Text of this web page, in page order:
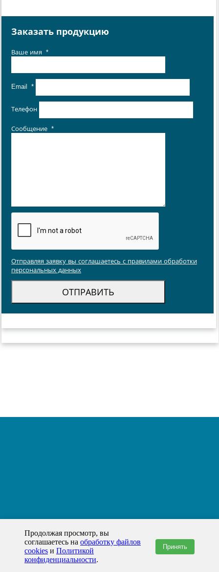
Заказать продукцию
Ваше имя *
Email *
Телефон
Сообщение *
Отправляя заявку вы соглашаетесь с правилами обработки
персональных данных
Продолжая просмотр, вы
соглашаетесь на обработку файлов
cookies и Политикой
конфиденциальности.
Принять